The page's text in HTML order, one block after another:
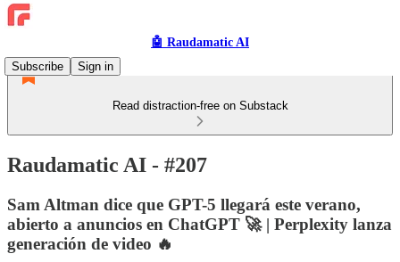
🤖 Raudamatic AI
Subscribe
Sign in
Read distraction-free on Substack
Raudamatic AI - #207
Sam Altman dice que GPT-5 llegará este verano,
abierto a anuncios en ChatGPT 🚀 | Perplexity lanza
generación de video 🔥